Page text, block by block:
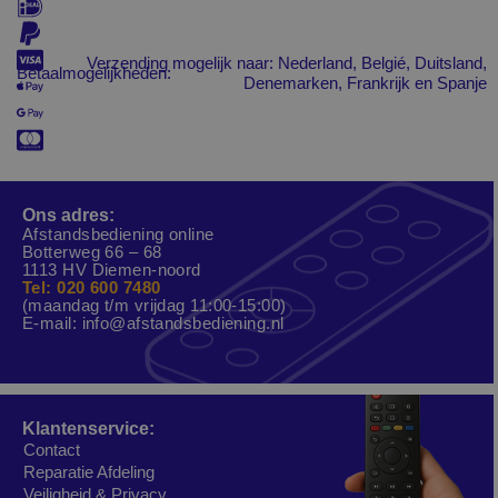
Betaalmogelijkheden:
Verzending mogelijk naar: Nederland, Belgié, Duitsland,
Denemarken, Frankrijk en Spanje
Ons adres:
Afstandsbediening online
Botterweg 66 – 68
1113 HV Diemen-noord
Tel: 020 600 7480
(maandag t/m vrijdag 11:00-15:00)
E-mail: info@afstandsbediening.nl
Klantenservice:
Contact
Reparatie Afdeling
Veiligheid & Privacy